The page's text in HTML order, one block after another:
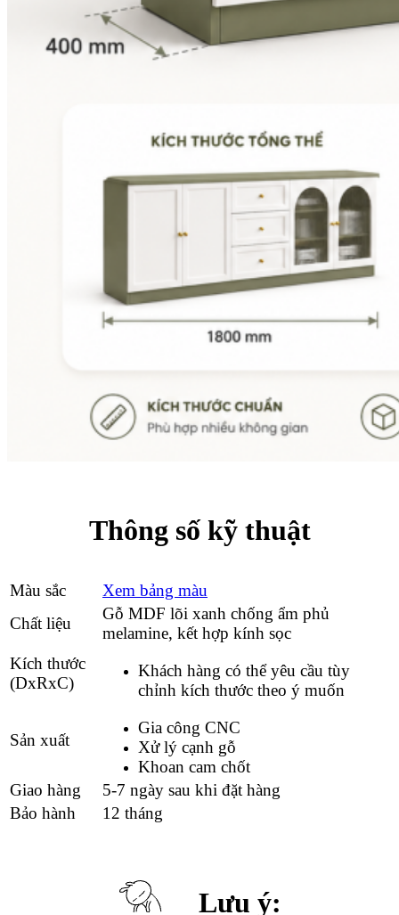
Thông số kỹ thuật
Màu sắc
Xem bảng màu
Chất liệu
Gỗ MDF lõi xanh chống ẩm phủ
melamine, kết hợp kính sọc
Kích thước
(DxRxC)
Khách hàng có thể yêu cầu tùy
chỉnh kích thước theo ý muốn
Sản xuất
Gia công CNC
Xử lý cạnh gỗ
Khoan cam chốt
Giao hàng
5-7 ngày sau khi đặt hàng
Bảo hành
12 tháng
Lưu ý: